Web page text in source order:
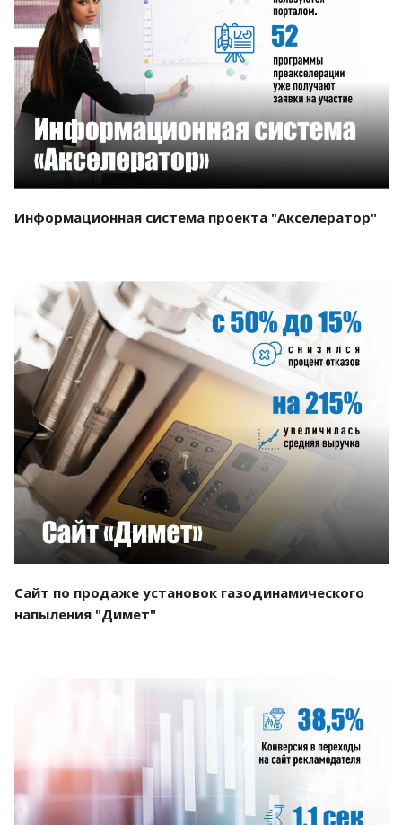
Смотреть проект
Информационная система проекта "Акселератор"
Смотреть проект
Сайт по продаже установок газодинамического
напыления "Димет"